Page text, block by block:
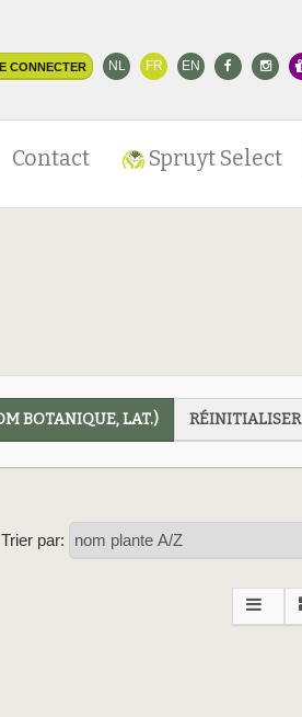
CONNECTER NL FR EN
Contact Spruyt Select
BOTANIQUE, LAT.) RÉINITIALISER
Trier par: